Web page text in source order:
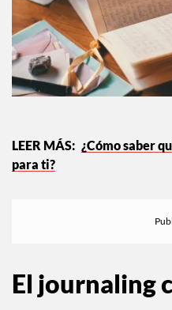
¿Cómo saber
para ti?
El journaling